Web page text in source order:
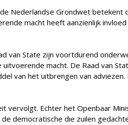
Nederlandse Grondwet betekent
macht heeft aanzienlijk
van State zijn voortdurend
macht. De Raad van
van het uitbrengen van
vervolgt. Echter het Openbaar
democratische die zuilen